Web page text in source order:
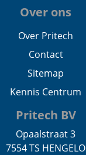
Over ons
Over Pritech
Contact
Sitemap
Kennis Centrum
Pritech BV
Opaalstraat 3
7554 TS HENGELO